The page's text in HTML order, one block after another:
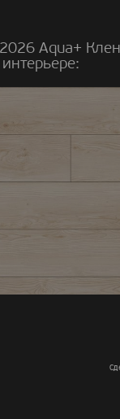
Aqua+ Клен